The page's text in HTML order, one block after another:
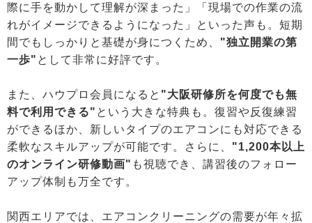
際に手を動かして理解が深まった」「現場での作業の流
れがイメージできるようになった」といった声も。短期
間でもしっかりと基礎が身につくため、 "独立開業の第
一歩" として非常に好評です。
また、ハウプロ会員になると "大阪研修所を何度でも無
料で利用できる" という大きな特典も。復習や反復練習
ができるほか、新しいタイプのエアコンにも対応できる
柔軟なスキルアップが可能です。さらに、 "1,200本以上
のオンライン研修動画" も視聴でき、講習後のフォロー
アップ体制も万全です。
関西エリアでは、エアコンクリーニングの需要が年々拡